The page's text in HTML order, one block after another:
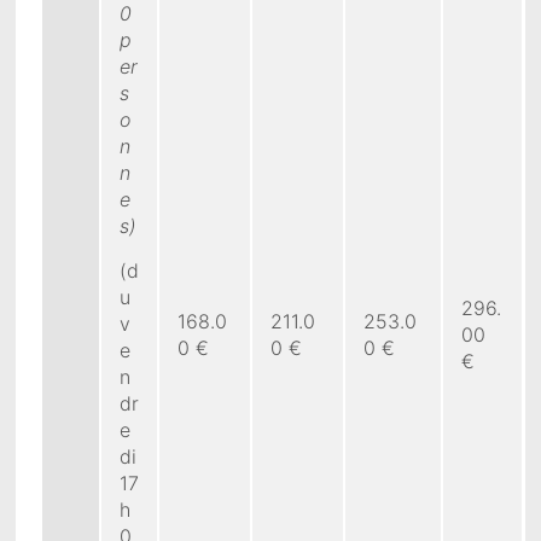
0
p
er
s
o
n
n
e
s)
(d
u
v
e
n
dr
e
di
17
h
0
168.0
0 €
211.0
0 €
253.0
0 €
296.
00
€